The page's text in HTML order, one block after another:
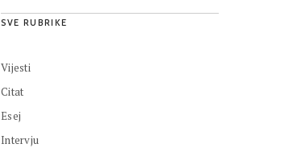
SVE RUBRIKE
Vijesti
Citat
Esej
Intervju